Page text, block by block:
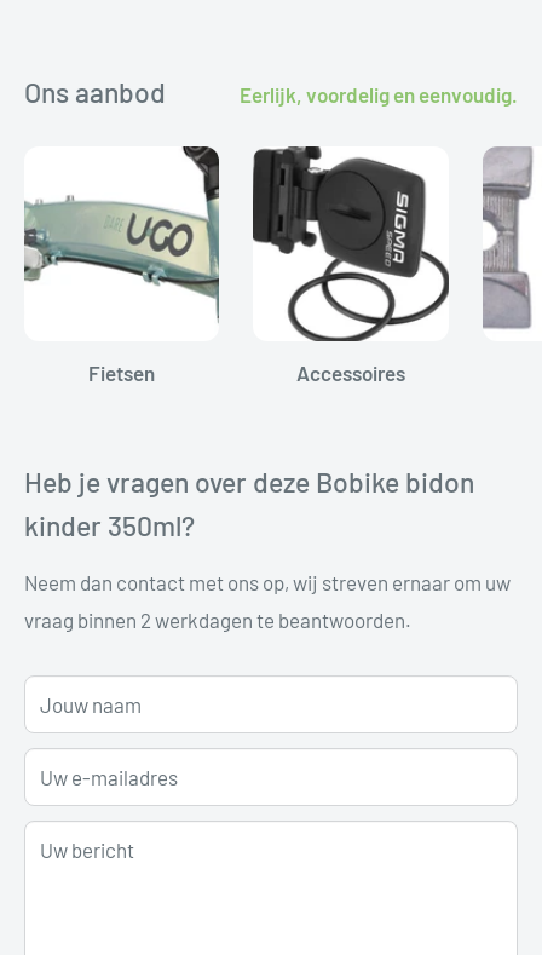
Ons aanbod Eerlijk, voordelig en eenvoudig.
Fietsen Accessoires
Heb je vragen over deze Bobike bidon
kinder 350ml?
Neem dan contact met ons op, wij streven ernaar om uw
vraag binnen 2 werkdagen te beantwoorden.
Jouw naam
Uw e-mailadres
Uw bericht